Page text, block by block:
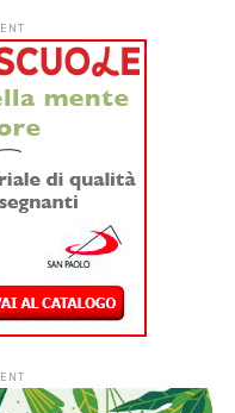
connotare un periodo
e determinano uno
l’identità dello
In questi scambi,
in modo non
si orientano anche
sulla percezione
sugli stati di
di identificazione e
d’arte. Alcuni elementi
dunque come attivi
Il libro si focalizza sui
ai simboli, agli
spazio in alcuni quadri